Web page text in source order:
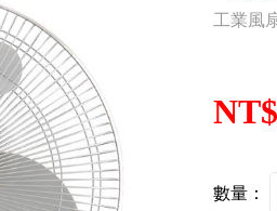
工業風
數量：